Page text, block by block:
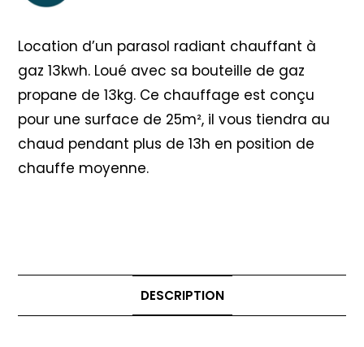
Location d’un parasol radiant chauffant à
gaz 13kwh. Loué avec sa bouteille de gaz
propane de 13kg. Ce chauffage est conçu
pour une surface de 25m², il vous tiendra au
chaud pendant plus de 13h en position de
chauffe moyenne.
DESCRIPTION